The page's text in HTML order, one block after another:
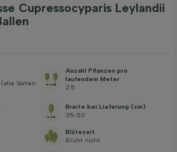
Cupressocyparis Leylandii
(alle Sorten
Anzahl Pflanzen pro
laufendem Meter
2.5
Breite bei Lieferung (cm)
35-50
Blütezeit
Blüht nicht